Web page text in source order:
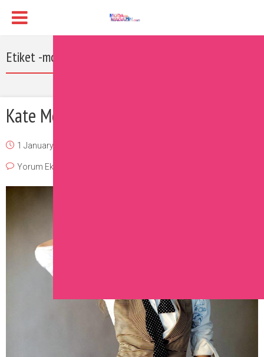
Etiket -modayı takip eden ünlüler
Kate Moss’dan Moda Dersi
1 January 2017
Yorum Ekle